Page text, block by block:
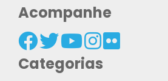
Acompanhe
Categorias